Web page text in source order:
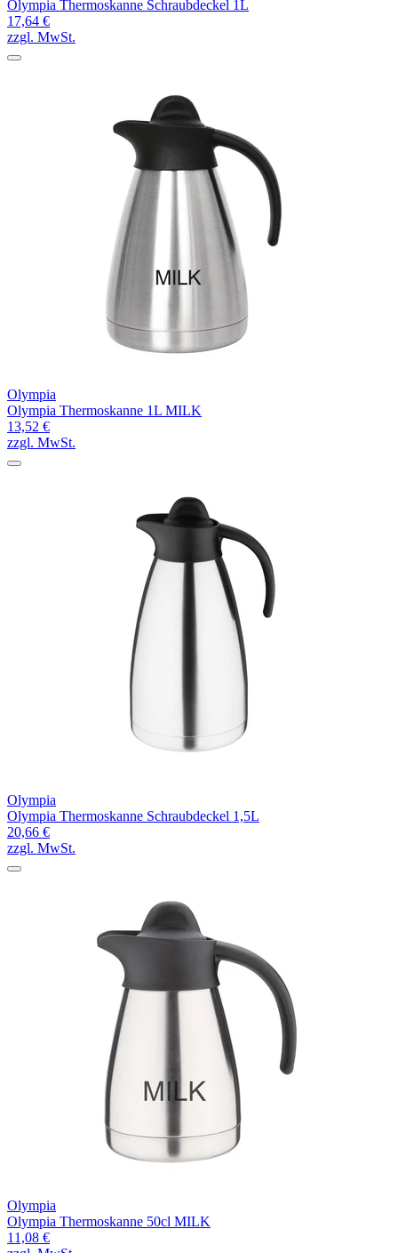
Olympia Thermoskanne Schraubdeckel 1L
17,64 €
zzgl. MwSt.
Olympia
Olympia Thermoskanne 1L MILK
13,52 €
zzgl. MwSt.
Olympia
Olympia Thermoskanne Schraubdeckel 1,5L
20,66 €
zzgl. MwSt.
Olympia
Olympia Thermoskanne 50cl MILK
11,08 €